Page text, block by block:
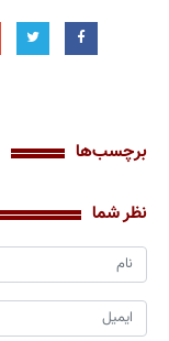
برچسب‌ها
نظر شما